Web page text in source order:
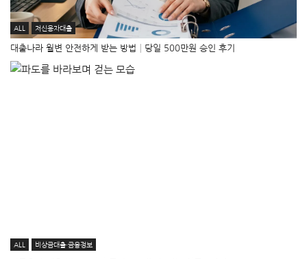
ALL 저신용자대출
대출나라 월변 안전하게 받는 방법│당일 500만원 승인 후기
ALL 비상금대출·금융정보